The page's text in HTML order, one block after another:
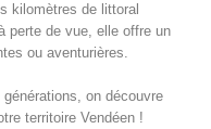
kilomètres de littoral
perte de vue, elle offre un
ou aventurières.
on découvre
territoire Vendéen !